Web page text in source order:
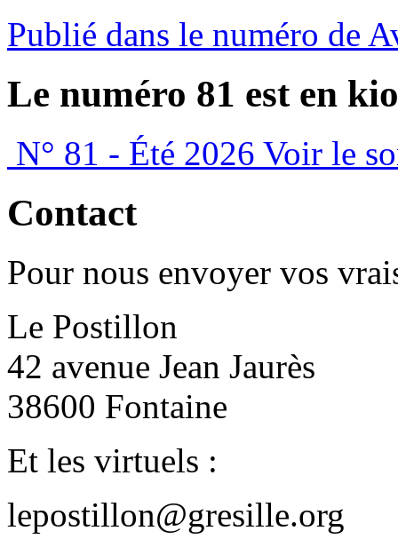
Publié dans le numéro de
Le numéro 81 est en
N° 81 - Été 2026 Voir le
Contact
Pour nous envoyer vos
Le Postillon
42 avenue Jean Jaurès
38600 Fontaine
Et les virtuels :
lepostillon@gresille.org